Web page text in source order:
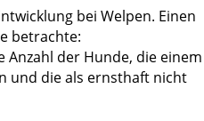
bei Welpen. Einen
betrachte:
der Hunde, die einem
und die als ernsthaft nicht